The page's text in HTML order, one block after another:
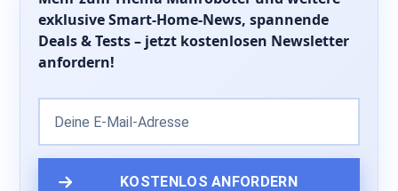
exklusive Smart-Home-News, spannende
Deals & Tests – jetzt kostenlosen Newsletter
anfordern!